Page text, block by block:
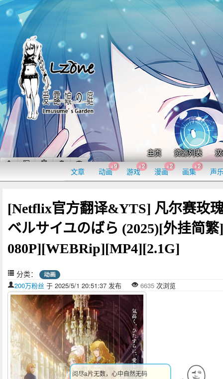
主页 资源列表
文章 动画
+9
游戏
+2
漫画
+2
画集
+2
声
[Netflix官方翻译&YTS] 凡尔赛玫
ベルサイユのばら (2025)[外挂简繁
080P][WEBRip][MP4][2.1G]
分类： 动画
200万粉丝 于 2025/5/1 20:51:37 发布 6635 次浏览
阅尽a片无数，心中自然无码